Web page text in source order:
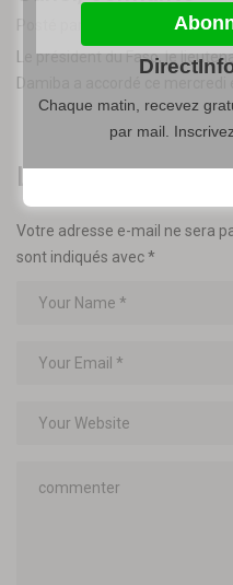
-2
Le président du Faso, le
Damiba a accordé ce mercredi
Leave a
Votre adresse e-mail ne sera
sont indiqués avec*
Chaque matin, recevez
par mail.